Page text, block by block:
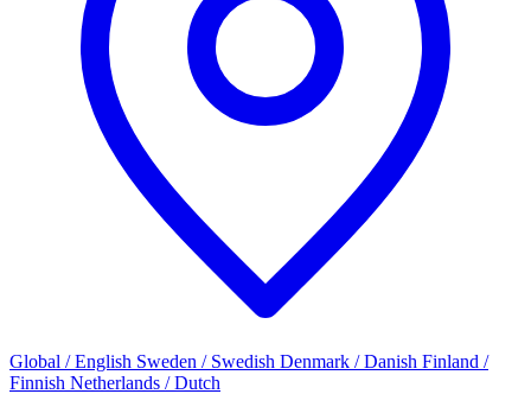
Global / English Sweden / Swedish Denmark / Danish Finland /
Finnish Netherlands / Dutch